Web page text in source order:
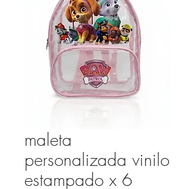
maleta
personalizada vinilo
estampado x 6